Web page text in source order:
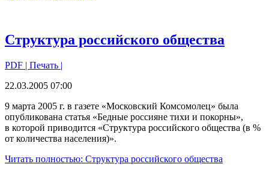
Структура российского общества
PDF | Печать |
22.03.2005 07:00
9 марта 2005 г. в газете «Московский Комсомолец» была
опубликована статья «Бедные россияне тихи и покорны»,
в которой приводится «Структура российского общества (в %
от количества населения)».
Читать полностью: Структура российского общества